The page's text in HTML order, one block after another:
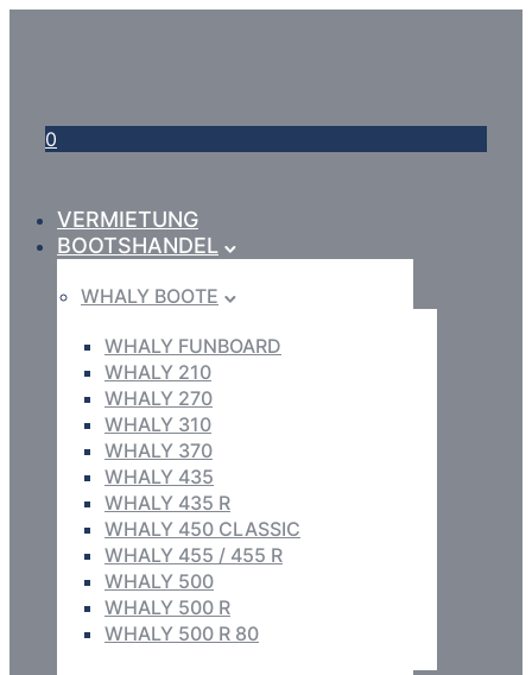
0
VERMIETUNG
BOOTSHANDEL
WHALY BOOTE
WHALY FUNBOARD
WHALY 210
WHALY 270
WHALY 310
WHALY 370
WHALY 435
WHALY 435 R
WHALY 450 CLASSIC
WHALY 455 / 455 R
WHALY 500
WHALY 500 R
WHALY 500 R 80